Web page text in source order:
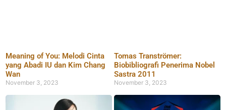
Meaning of You: Melodi Cinta
yang Abadi IU dan Kim Chang
Wan
November 3, 2023
Tomas Tranströmer:
Biobibliografi Penerima Nobel
Sastra 2011
November 3, 2023